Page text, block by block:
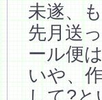
未遂、
先月送
ール便
いや、